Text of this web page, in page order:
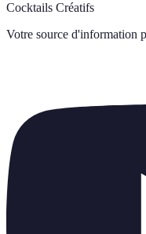
Cocktails Créatifs
Votre source d'information